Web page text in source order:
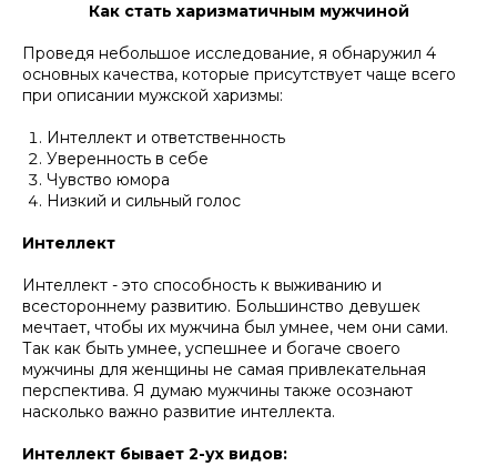
Как стать харизматичным мужчиной
Проведя небольшое исследование, я обнаружил 4
основных качества, которые присутствует чаще всего
при описании мужской харизмы:
Интеллект и ответственность
Уверенность в себе
Чувство юмора
Низкий и сильный голос
Интеллект
Интеллект - это способность к выживанию и
всестороннему развитию. Большинство девушек
мечтает, чтобы их мужчина был умнее, чем они сами.
Так как быть умнее, успешнее и богаче своего
мужчины для женщины не самая привлекательная
перспектива. Я думаю мужчины также осознают
насколько важно развитие интеллекта.
Интеллект бывает 2-ух видов: